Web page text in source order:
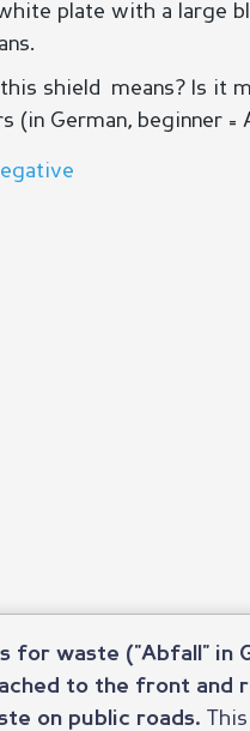
plate with a large
shield means? Is it
(in German, beginner
for waste ("Abfall" in
to the front and
on public roads.